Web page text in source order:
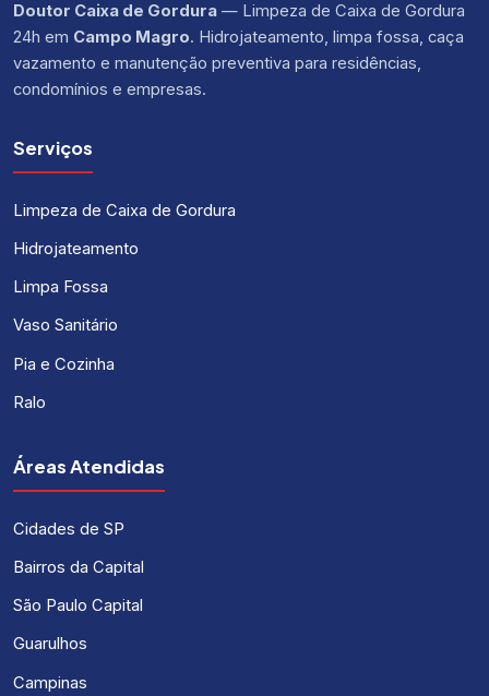
Doutor Caixa de Gordura — Limpeza de Caixa de Gordura
24h em Campo Magro. Hidrojateamento, limpa fossa, caça
vazamento e manutenção preventiva para residências,
condomínios e empresas.
Serviços
Limpeza de Caixa de Gordura
Hidrojateamento
Limpa Fossa
Vaso Sanitário
Pia e Cozinha
Ralo
Áreas Atendidas
Cidades de SP
Bairros da Capital
São Paulo Capital
Guarulhos
Campinas